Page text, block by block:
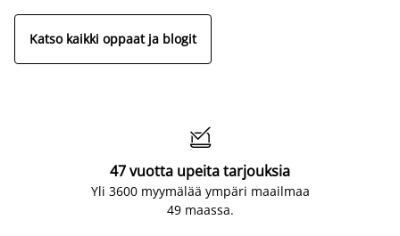
Katso kaikki oppaat ja blogit

47 vuotta upeita tarjouksia
Yli 3600 myymälää ympäri maailmaa
49 maassa.